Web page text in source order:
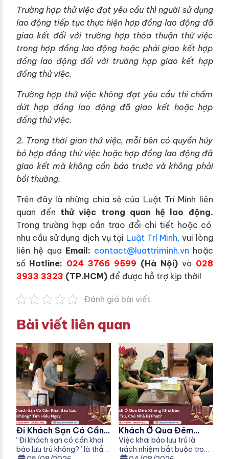
Trường hợp thử việc đạt yêu cầu thì người sử dụng
lao động tiếp tục thực hiện hợp đồng lao động đã
giao kết đối với trường hợp thỏa thuận thử việc
trong hợp đồng lao động hoặc phải giao kết hợp
đồng lao động đối với trường hợp giao kết hợp
đồng thử việc.
Trường hợp thử việc không đạt yêu cầu thì chấm
dứt hợp đồng lao động đã giao kết hoặc hợp
đồng thử việc.
2. Trong thời gian thử việc, mỗi bên có quyền hủy
bỏ hợp đồng thử việc hoặc hợp đồng lao động đã
giao kết mà không cần báo trước và không phải
bồi thường.
Trên đây là những chia sẻ của Luật Trí Minh liên
quan đến thử việc trong quan hệ lao động.
Trong trường hợp cần trao đổi chi tiết hoặc có
nhu cầu sử dụng dịch vụ tại Luật Trí Minh, vui lòng
liên hệ qua Email: contact@luattriminh.vn hoặc
số Hotline: 024 3766 9599 (Hà Nội) và 028
3933 3323 (TP.HCM) để được hỗ trợ kịp thời!
Đánh giá bài viết
Bài viết liên quan
Đi Khách Sạn Có Cần
Khai Báo Lưu Trú
Không?
“Đi khách sạn có cần khai
báo lưu trú không?” là thắc
Khách Ở Qua Đêm
Không Khai Báo Lưu
Trú, Chủ Nhà Bị Phạt
Việc khai báo lưu trú là
trách nhiệm bắt buộc trong